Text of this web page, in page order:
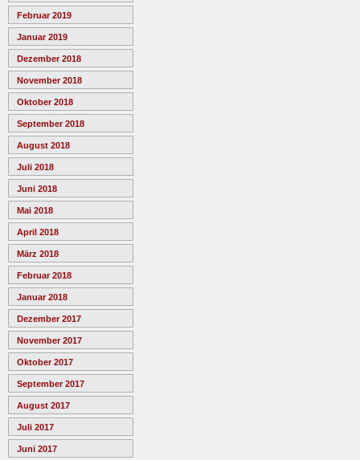
Februar 2019
Januar 2019
Dezember 2018
November 2018
Oktober 2018
September 2018
August 2018
Juli 2018
Juni 2018
Mai 2018
April 2018
März 2018
Februar 2018
Januar 2018
Dezember 2017
November 2017
Oktober 2017
September 2017
August 2017
Juli 2017
Juni 2017